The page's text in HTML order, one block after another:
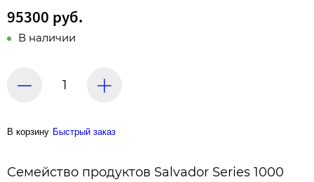
95300 руб.
В наличии
В корзину Быстрый заказ
Семейство продуктов Salvador Series 1000